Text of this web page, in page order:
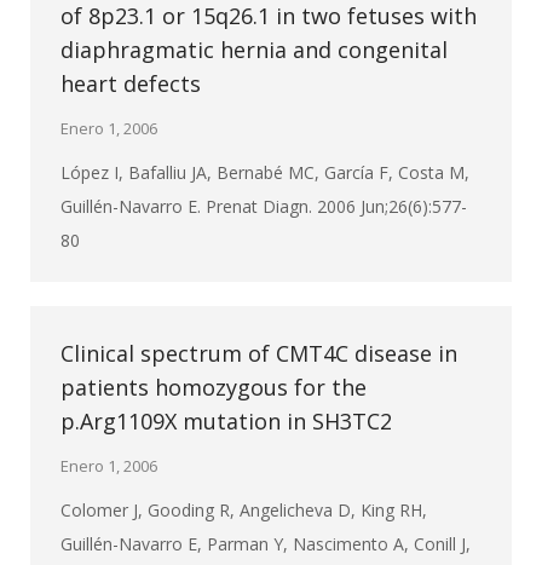
of 8p23.1 or 15q26.1 in two fetuses with
diaphragmatic hernia and congenital
heart defects
Enero 1, 2006
López I, Bafalliu JA, Bernabé MC, García F, Costa M,
Guillén-Navarro E. Prenat Diagn. 2006 Jun;26(6):577-
80
Clinical spectrum of CMT4C disease in
patients homozygous for the
p.Arg1109X mutation in SH3TC2
Enero 1, 2006
Colomer J, Gooding R, Angelicheva D, King RH,
Guillén-Navarro E, Parman Y, Nascimento A, Conill J,